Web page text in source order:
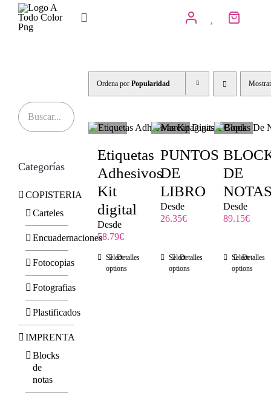
Saltar
contenido
Toggle
REGALOS PERSONALIZADOS
Contacto
Ordena porPopularidad
Etiquetas
Adhesivos
Kit
digital
Desde
58.79€
Select
options
Detalles
PUNTOS
DE
LIBRO
Desde
26.35€
Select
options
Detalles
DE
Desde
89.15€
Select
options
Detalles
Categorías
COPISTERIA
Carteles
Encuadernaciones
Fotocopias
Fotografias
Plastificados
IMPRENTA
Blocks
de
notas